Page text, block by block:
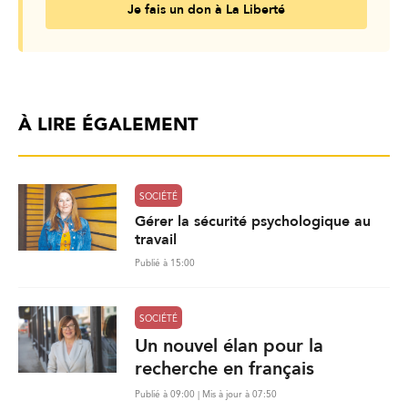
Je fais un don à La Liberté
À LIRE ÉGALEMENT
SOCIÉTÉ
Gérer la sécurité psychologique au
travail
Publié à 15:00
SOCIÉTÉ
Un nouvel élan pour la
recherche en français
Publié à 09:00 | Mis à jour à 07:50